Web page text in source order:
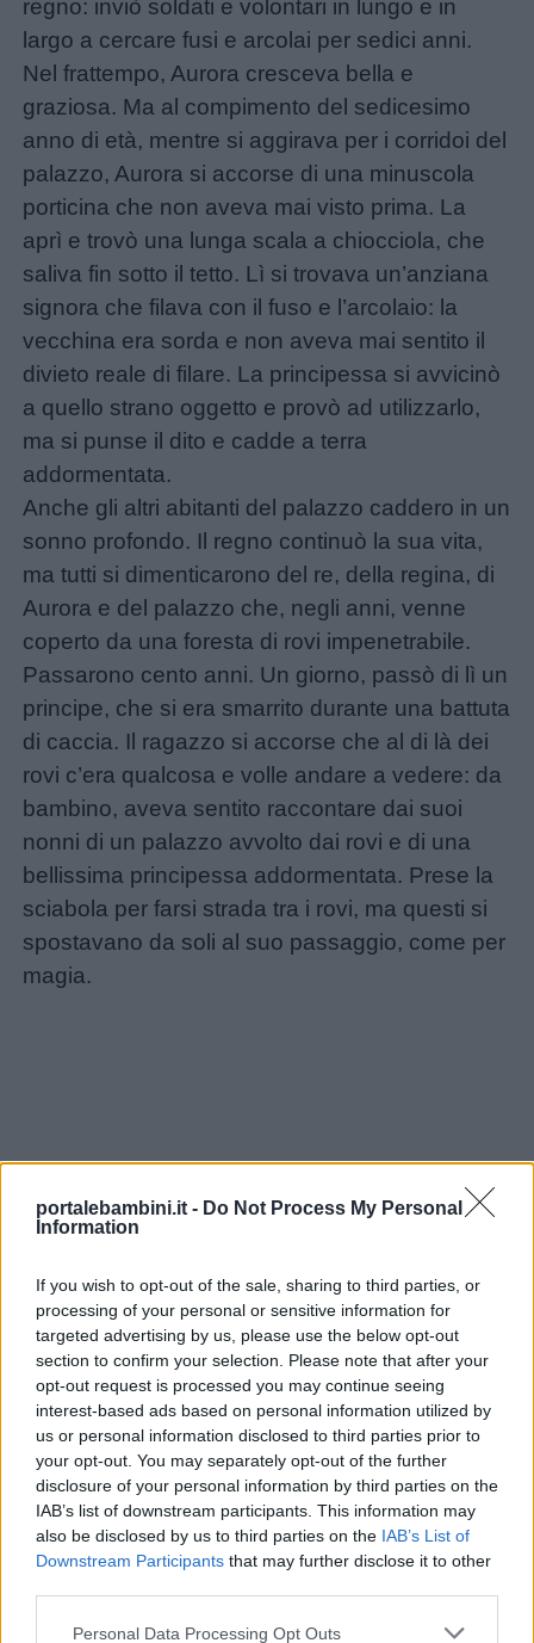
portalebambini.it - Do Not Process My Personal
Information
If you wish to opt-out of the sale, sharing to third parties, or
processing of your personal or sensitive information for
targeted advertising by us, please use the below opt-out
section to confirm your selection. Please note that after your
opt-out request is processed you may continue seeing
interest-based ads based on personal information utilized by
us or personal information disclosed to third parties prior to
your opt-out. You may separately opt-out of the further
disclosure of your personal information by third parties on the
IAB’s list of downstream participants. This information may
also be disclosed by us to third parties on the IAB’s List of
Downstream Participants that may further disclose it to other
Personal Data Processing Opt Outs
e
aforismi
Buongiorno
Buonanotte
Auguri
Barzellette
Educazione
positiva
Link
utili
Chi
siamo
Contatti
regno: inviò soldati e volontari in lungo e in
largo a cercare fusi e arcolai per sedici anni.
Nel frattempo, Aurora cresceva bella e
graziosa. Ma al compimento del sedicesimo
anno di età, mentre si aggirava per i corridoi del
palazzo, Aurora si accorse di una minuscola
porticina che non aveva mai visto prima. La
aprì e trovò una lunga scala a chiocciola, che
saliva fin sotto il tetto. Lì si trovava un’anziana
signora che filava con il fuso e l’arcolaio: la
vecchina era sorda e non aveva mai sentito il
divieto reale di filare. La principessa si avvicinò
a quello strano oggetto e provò ad utilizzarlo,
ma si punse il dito e cadde a terra
addormentata.
Anche gli altri abitanti del palazzo caddero in un
sonno profondo. Il regno continuò la sua vita,
ma tutti si dimenticarono del re, della regina, di
Aurora e del palazzo che, negli anni, venne
coperto da una foresta di rovi impenetrabile.
Passarono cento anni. Un giorno, passò di lì un
principe, che si era smarrito durante una battuta
di caccia. Il ragazzo si accorse che al di là dei
rovi c’era qualcosa e volle andare a vedere: da
bambino, aveva sentito raccontare dai suoi
nonni di un palazzo avvolto dai rovi e di una
bellissima principessa addormentata. Prese la
sciabola per farsi strada tra i rovi, ma questi si
spostavano da soli al suo passaggio, come per
magia.